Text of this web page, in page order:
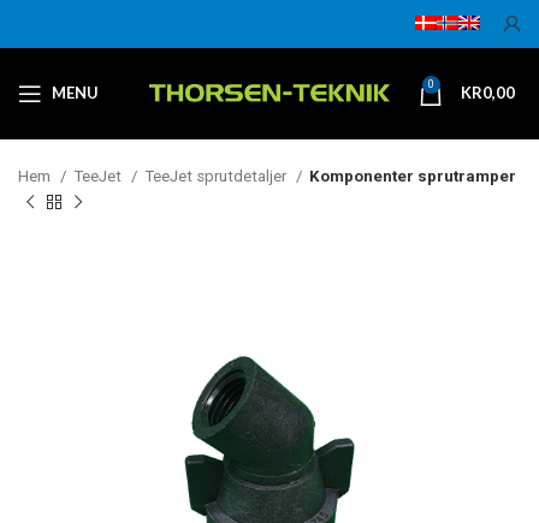
MENU 0 KR0,00
Hem TeeJet TeeJet sprutdetaljer Komponenter sprutramper